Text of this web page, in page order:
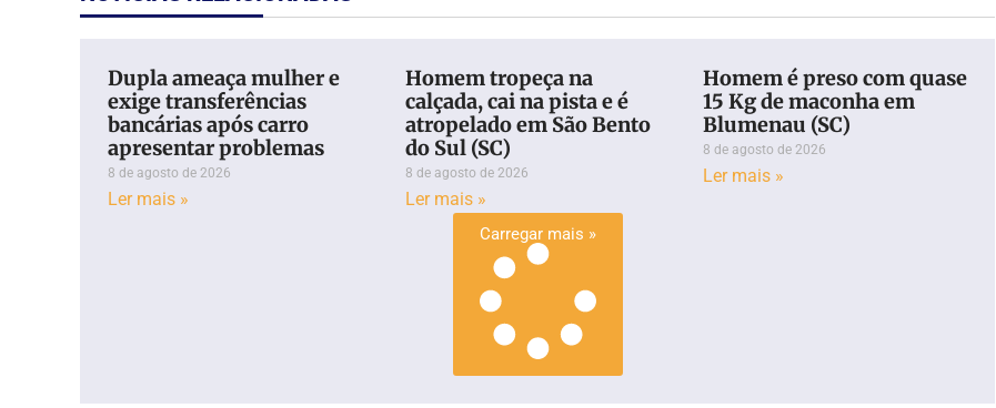
Dupla ameaça mulher e
exige transferências
bancárias após carro
apresentar problemas
8 de agosto de 2026
Ler mais »
Homem tropeça na
calçada, cai na pista e é
atropelado em São Bento
do Sul (SC)
8 de agosto de 2026
Ler mais »
Homem é preso com quase
15 Kg de maconha em
Blumenau (SC)
8 de agosto de 2026
Ler mais »
Carregar mais »